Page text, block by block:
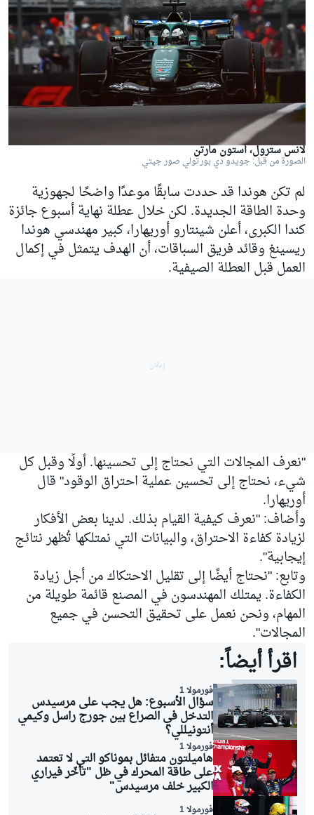
لانس سترول، أستون مارتن
الصورة من قبل: جويدو دي بورتولي صور جيتي
لم تكن هوندا قد حددت سابقًا موعدًا واضحًا لجهوزية
وحدة الطاقة الجديدة. لكن خلال عطلة نهاية أسبوع جائزة
كندا الكبرى، أعلن شينتارو أوريهارا، كبير مهندسي هوندا
ريسينغ وقائد فريق السباقات، أن الهدف يتمثل في إكمال
العمل قبل العطلة الصيفية.
"نعرف المجالات التي نحتاج إلى تحسينها. أولًا وقبل كل
شيء، نحتاج إلى تحسين عملية احتراق الوقود" قال
أوريهارا.
وأضاف: "نعرف كيفية القيام بذلك. لدينا بعض الأفكار
لزيادة كفاءة الاحتراق، والبيانات التي نمتلكها تُظهر نتائج
إيجابية".
وتابع: "نحتاج أيضًا إلى تقليل الاحتكاك من أجل زيادة
الكفاءة. يمتلك المهندسون في المصنع قائمة طويلة من
المهام، ونحن نعمل على تحقيق التحسن في جميع
المجالات".
اقرأ أيضاً:
فورمولا 1
سؤال الأسبوع: هل يجب على مرسيدس
التدخل في الصراع بين جورج راسل وكيمي
أنتونيللي؟
فورمولا 1
هاميلتون متفائل بموناكو التي لا تعتمد
على طاقة المحرك في ظل "تأخّر فيراري
الكبير خلف مرسيدس"
فورمولا 1